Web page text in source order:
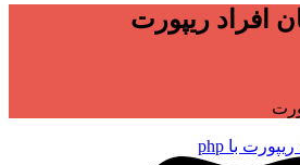
افراد ریپورت